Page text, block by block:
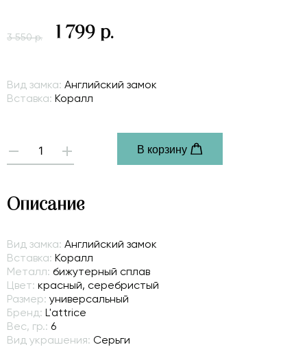
3 550 р. 1 799 р.
Вид замка: Английский замок
Вставка: Коралл
- +
В корзину
Описание
Вид замка: Английский замок
Вставка: Коралл
Металл: бижутерный сплав
Цвет: красный, серебристый
Размер: универсальный
Бренд: L'attrice
Вес, гр.: 6
Вид украшения: Серьги